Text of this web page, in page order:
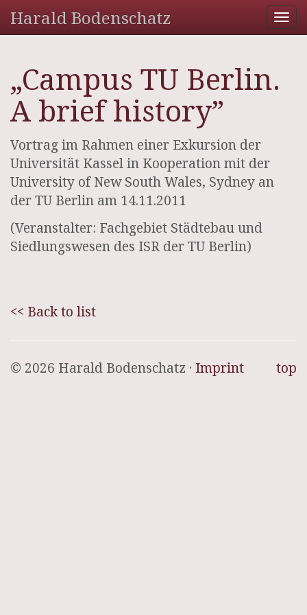
Harald Bodenschatz
„Campus TU Berlin.
A brief history”
Vortrag im Rahmen einer Exkursion der
Universität Kassel in Kooperation mit der
University of New South Wales, Sydney an
der TU Berlin am 14.11.2011
(Veranstalter: Fachgebiet Städtebau und
Siedlungswesen des ISR der TU Berlin)
<< Back to list
top
© 2026 Harald Bodenschatz · Imprint